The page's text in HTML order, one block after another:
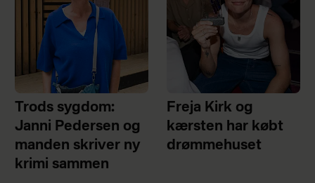
Trods sygdom:
Janni Pedersen og
manden skriver ny
krimi sammen
Freja Kirk og
kærsten har købt
drømmehuset